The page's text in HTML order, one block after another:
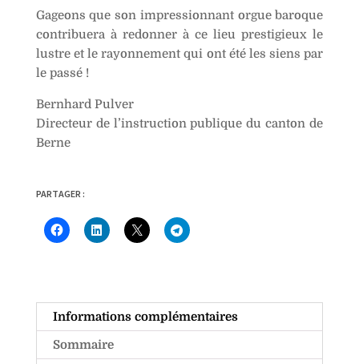
Gageons que son impressionnant orgue baroque
contribuera à redonner à ce lieu prestigieux le
lustre et le rayonnement qui ont été les siens par
le passé !
Bernhard Pulver
Directeur de l’instruction publique du canton de
Berne
PARTAGER :
Informations complémentaires
Sommaire